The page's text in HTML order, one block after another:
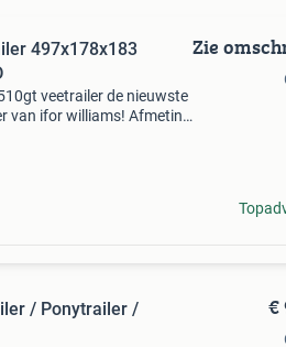
497x178x183
veetrailer de nieuwste
van ifor williams! Afmeting
Zie
/ Ponytrailer /
€